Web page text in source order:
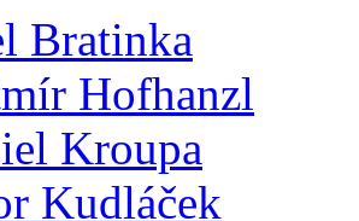
Bratinka
Hofhanzl
Kroupa
Kudláček